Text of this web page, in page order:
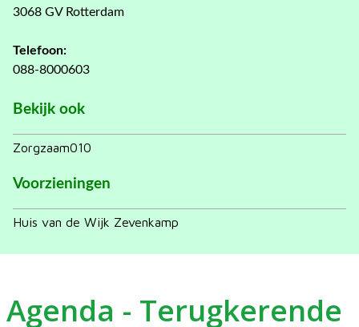
3068 GV Rotterdam
Telefoon:
088-8000603
Bekijk ook
Zorgzaam010
Voorzieningen
Huis van de Wijk Zevenkamp
Agenda - Terugkerende